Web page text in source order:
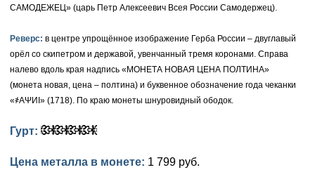
Для Польши
Для Польши
Медь
Для Молдавии и Валахии
Таврические монеты
Золото
Медь
Для Пруссии
Ливонезы
Иоанн Антонович (1740-1741)
Петр II (1727-1730)
Екатерина I (1725-1727)
Петр I (1682-1725)
САМОДЕЖЕЦ» (царь Петр Алексеевич Всея России Самодержец).
Реверс: в центре упрощённое изображение Герба России – двуглавый
орёл со скипетром и державой, увенчанный тремя коронами. Справа
налево вдоль края надпись «МОНЕТА НОВАЯ ЦЕНА ПОЛТИНА»
(монета новая, цена – полтина) и буквенное обозначение года чеканки
«҂АΨИI» (1718). По краю монеты шнуровидный ободок.
Гурт:
Цена металла в монете: 1 799 руб.